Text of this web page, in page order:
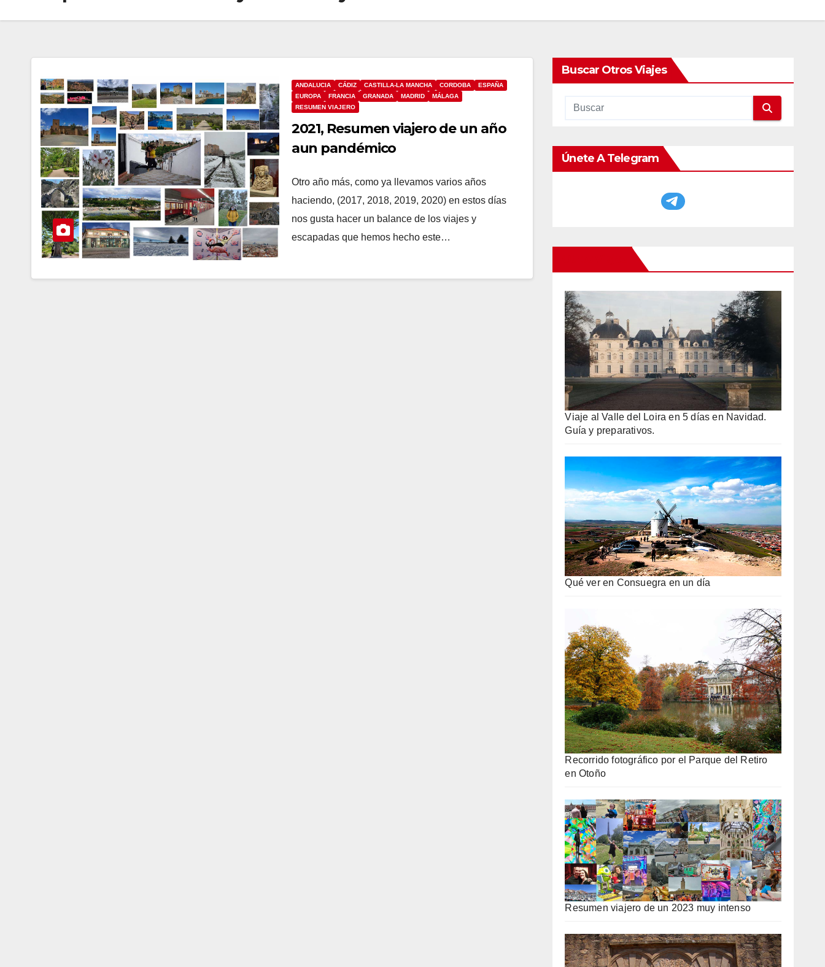
ANDALUCIA CÁDIZ CASTILLA-LA MANCHA CORDOBA
ESPAÑA
EUROPA
FRANCIA GRANADA MADRID
MÁLAGA
RESUMEN VIAJERO
2021, Resumen viajero de un año
aun pandémico
Otro año más, como ya llevamos varios años
haciendo, (2017, 2018, 2019, 2020) en estos días
nos gusta hacer un balance de los viajes y
escapadas que hemos hecho este…
Buscar Otros Viajes
Únete A Telegram
Viaje al Valle del Loira en 5 días en Navidad.
Guía y preparativos.
Qué ver en Consuegra en un día
Recorrido fotográfico por el Parque del Retiro
en Otoño
Resumen viajero de un 2023 muy intenso